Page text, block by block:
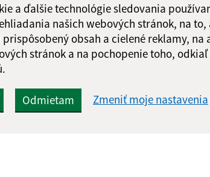
a ďalšie technológie sledovania
našich webových stránok, na to,
obsah a cielené reklamy, na
stránok a na pochopenie toho,
Odmietam Zmeniť moje nastavenia